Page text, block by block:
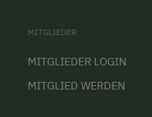
MITGLIEDER
MITGLIEDER LOGIN
MITGLIED WERDEN